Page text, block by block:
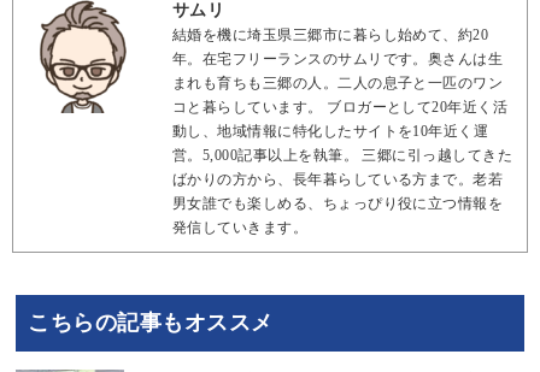
サムリ
結婚を機に埼玉県三郷市に暮らし始めて、約20
年。在宅フリーランスのサムリです。奥さんは生
まれも育ちも三郷の人。二人の息子と一匹のワン
コと暮らしています。 ブロガーとして20年近く活
動し、地域情報に特化したサイトを10年近く運
営。5,000記事以上を執筆。 三郷に引っ越してきた
ばかりの方から、長年暮らしている方まで。老若
男女誰でも楽しめる、ちょっぴり役に立つ情報を
発信していきます。
こちらの記事もオススメ